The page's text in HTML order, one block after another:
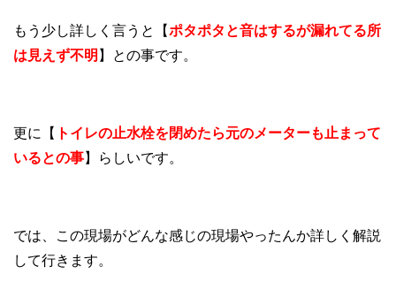
もう少し詳しく言うと【ポタポタと音はするが漏れてる所
は見えず不明 】との事です。
更に【 トイレの止水栓を閉めたら元のメーターも止まって
いるとの事】らしいです。
では、この現場がどんな感じの現場やったんか詳しく解説
して行きます。